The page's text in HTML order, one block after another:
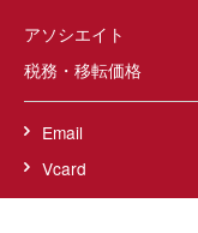
アソシエイト
税務・移転価格
Email
Vcard